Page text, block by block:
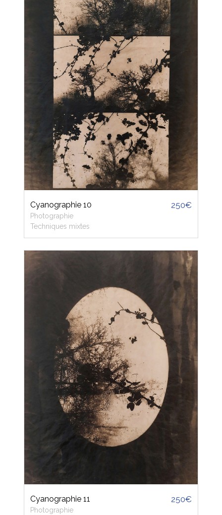
Cyanographie 10
Photographie
Techniques mixtes
250€
Cyanographie 11
Photographie
250€